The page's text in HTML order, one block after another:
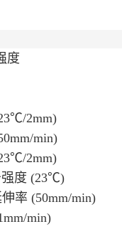
度
2mm)
min)
2mm)
强度 (23℃)
率 (50mm/min)
min)